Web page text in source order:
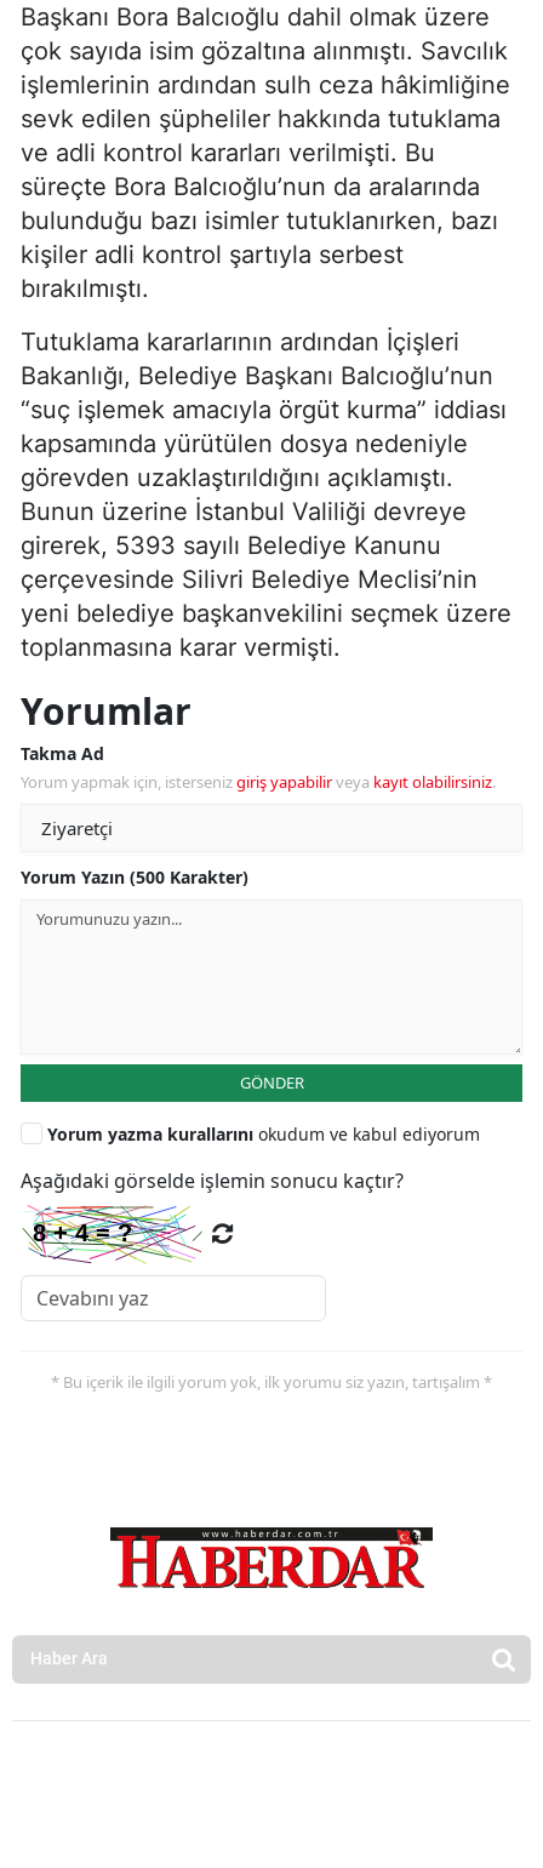
Başkanı Bora Balcıoğlu dahil olmak üzere
çok sayıda isim gözaltına alınmıştı. Savcılık
işlemlerinin ardından sulh ceza hâkimliğine
sevk edilen şüpheliler hakkında tutuklama
ve adli kontrol kararları verilmişti. Bu
süreçte Bora Balcıoğlu’nun da aralarında
bulunduğu bazı isimler tutuklanırken, bazı
kişiler adli kontrol şartıyla serbest
bırakılmıştı.
Tutuklama kararlarının ardından İçişleri
Bakanlığı, Belediye Başkanı Balcıoğlu’nun
“suç işlemek amacıyla örgüt kurma” iddiası
kapsamında yürütülen dosya nedeniyle
görevden uzaklaştırıldığını açıklamıştı.
Bunun üzerine İstanbul Valiliği devreye
girerek, 5393 sayılı Belediye Kanunu
çerçevesinde Silivri Belediye Meclisi’nin
yeni belediye başkanvekilini seçmek üzere
toplanmasına karar vermişti.
Yorumlar
Takma Ad
Yorum yapmak için, istersenizgiriş yapabilirveya kayıt olabilirsiniz.
Yorum Yazın (500 Karakter)
GÖNDER
Yorum yazma kurallarını okudum ve kabul ediyorum
Aşağıdaki görselde işlemin sonucu kaçtır?
* Bu içerik ile ilgili yorum yok, ilk yorumu siz yazın, tartışalım *